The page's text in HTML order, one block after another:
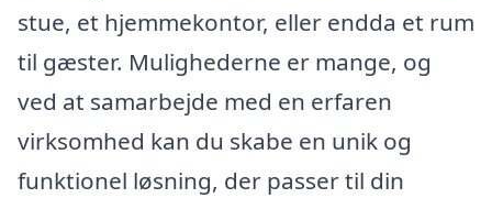
stue, et hjemmekontor, eller endda et rum
til gæster. Mulighederne er mange, og
ved at samarbejde med en erfaren
virksomhed kan du skabe en unik og
funktionel løsning, der passer til din